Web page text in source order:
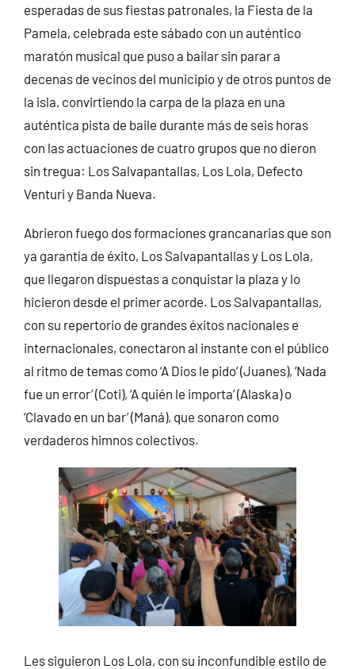
esperadas de sus fiestas patronales, la Fiesta de la
Pamela, celebrada este sábado con un auténtico
maratón musical que puso a bailar sin parar a
decenas de vecinos del municipio y de otros puntos de
la isla, convirtiendo la carpa de la plaza en una
auténtica pista de baile durante más de seis horas
con las actuaciones de cuatro grupos que no dieron
sin tregua: Los Salvapantallas, Los Lola, Defecto
Venturi y Banda Nueva.
Abrieron fuego dos formaciones grancanarias que son
ya garantía de éxito, Los Salvapantallas y Los Lola,
que llegaron dispuestas a conquistar la plaza y lo
hicieron desde el primer acorde. Los Salvapantallas,
con su repertorio de grandes éxitos nacionales e
internacionales, conectaron al instante con el público
al ritmo de temas como ‘A Dios le pido’ (Juanes), ‘Nada
fue un error’ (Coti), ‘A quién le importa’ (Alaska) o
‘Clavado en un bar’ (Maná), que sonaron como
verdaderos himnos colectivos.
Les siguieron Los Lola, con su inconfundible estilo de